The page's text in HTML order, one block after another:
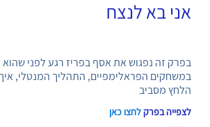
אני בא לנצח
בפרק זה נפגוש את אסף בפריז רגע לפני
במשחקים הפראלימפיים, התהליך המנטלי,
הלחץ מסביב
לצפייה בפרקלחצו כאן